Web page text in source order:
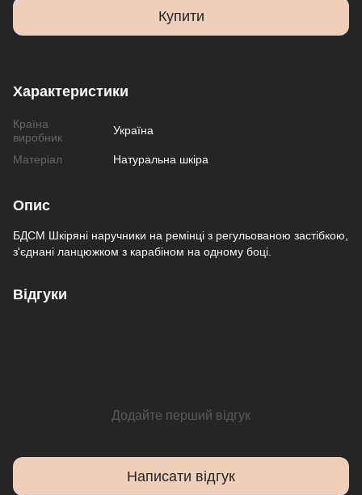
Купити
Характеристики
Країна
виробник
Україна
Матеріал Натуральна шкіра
Опис
БДСМ Шкіряні наручники на ремінці з регульованою застібкою,
з'єднані ланцюжком з карабіном на одному боці.
Відгуки
Додайте перший відгук
Написати відгук